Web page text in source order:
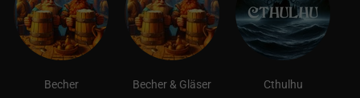
Becher Becher & Gläser Cthulhu